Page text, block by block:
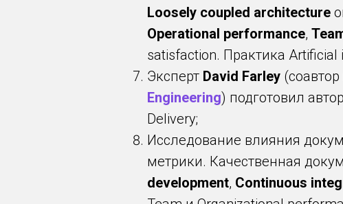
Loosely coupled architecture
Operational performance,
satisfaction. Практика
Эксперт David Farley
Engineering) подготовил
Delivery;
Исследование влияния
метрики. Качественная
development, Continuous